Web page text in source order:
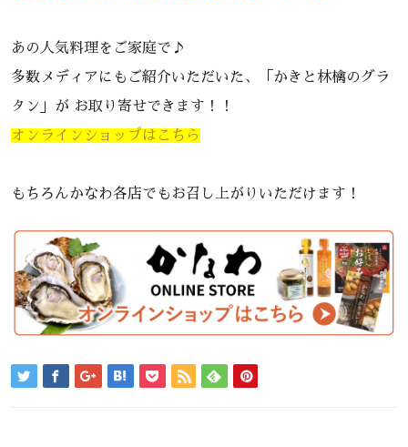
あの人気料理をご家庭で♪
多数メディアにもご紹介いただいた、「かきと林檎のグラ
タン」が お取り寄せできます！！
オンラインショップはこちら
もちろんかなわ各店でもお召し上がりいただけます！